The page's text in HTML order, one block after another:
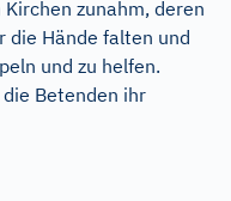
zunahm, deren
Hände falten und
und zu helfen.
Betenden ihr